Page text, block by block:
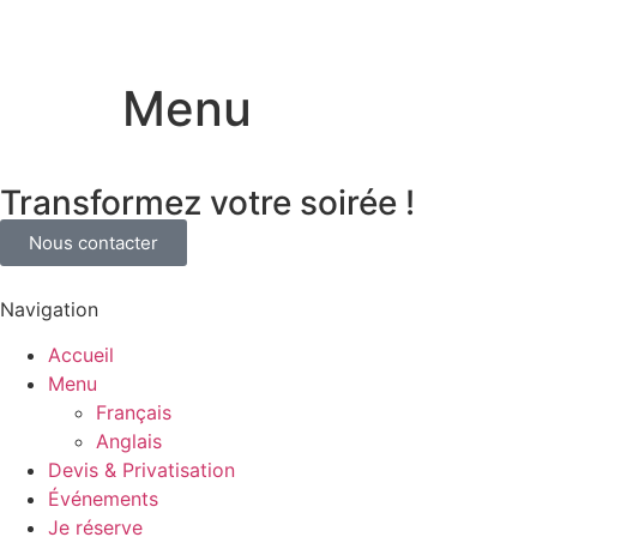
Menu
Transformez votre soirée !
Nous contacter
Navigation
Accueil
Menu
Français
Anglais
Devis & Privatisation
Événements
Je réserve